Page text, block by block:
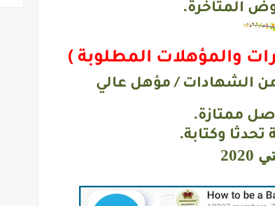
المتأخرة.
والمؤهلات المطلوبة )
من الشهادات / مؤهل عالي
ممتازة.
تحدثا وكتابة.